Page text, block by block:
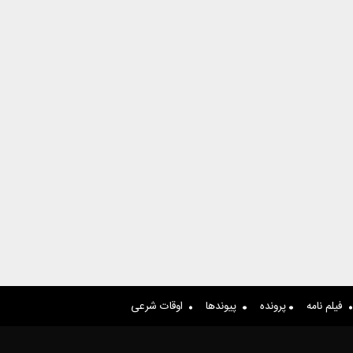
فیلم نامه پرونده پیوندها اوقات شرعی